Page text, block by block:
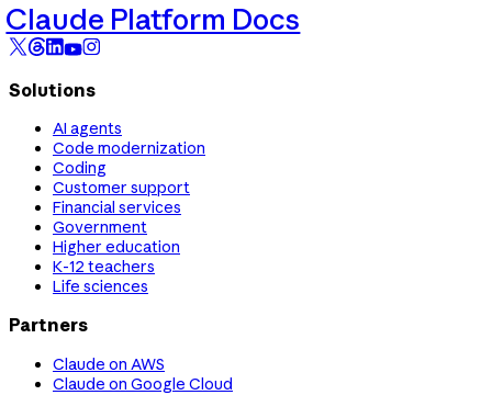
Claude Platform Docs
Solutions
AI agents
Code modernization
Coding
Customer support
Financial services
Government
Higher education
K-12 teachers
Life sciences
Partners
Claude on AWS
Claude on Google Cloud